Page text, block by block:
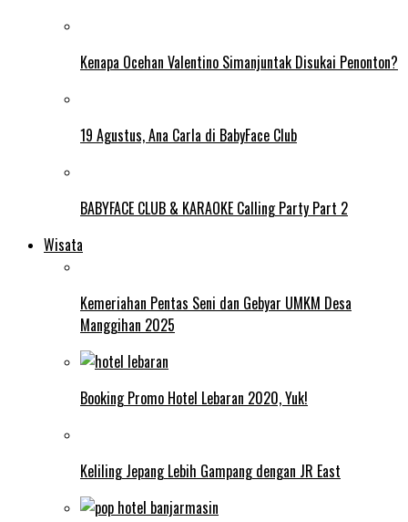
Kenapa Ocehan Valentino Simanjuntak Disukai Penonton?
19 Agustus, Ana Carla di BabyFace Club
BABYFACE CLUB & KARAOKE Calling Party Part 2
Wisata
Kemeriahan Pentas Seni dan Gebyar UMKM Desa
Manggihan 2025
Booking Promo Hotel Lebaran 2020, Yuk!
Keliling Jepang Lebih Gampang dengan JR East